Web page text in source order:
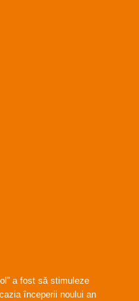
a fost să stimuleze
începerii noului an